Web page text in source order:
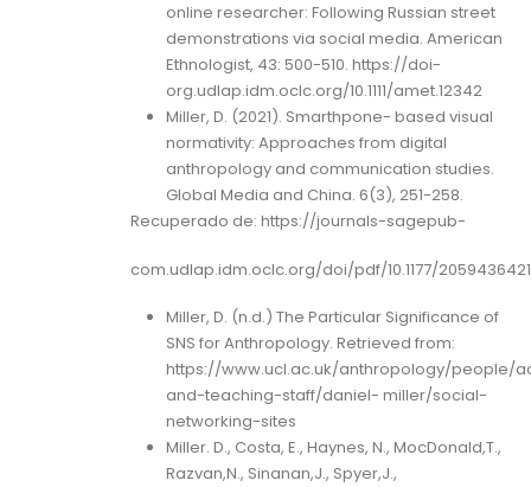
online researcher: Following Russian street
demonstrations via social media. American
Ethnologist, 43: 500-510. https://doi-
org.udlap.idm.oclc.org/10.1111/amet.12342
Miller, D. (2021). Smarthpone- based visual
normativity: Approaches from digital
anthropology and communication studies.
Global Media and China. 6(3), 251-258.
Recuperado de: https://journals-sagepub-
com.udlap.idm.oclc.org/doi/pdf/10.1177/
Miller, D. (n.d.) The Particular Significance of
SNS for Anthropology. Retrieved from:
https://www.ucl.ac.uk/anthropology/people/
and-teaching-staff/daniel- miller/social-
networking-sites
Miller. D., Costa, E., Haynes, N., MocDonald,T.,
Razvan,N., Sinanan,J., Spyer,J.,